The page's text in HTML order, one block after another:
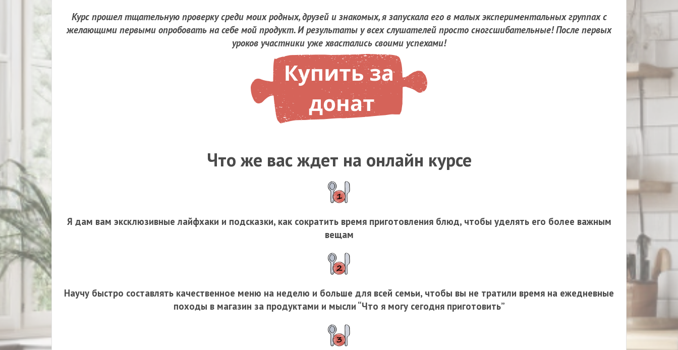
Курс прошел тщательную проверку среди моих родных, друзей и знакомых, я запускала его в малых экспериментальных группах с
желающими первыми опробовать на себе мой продукт. И результаты у всех слушателей просто сногсшибательные! После первых
уроков участники уже хвастались своими успехами!
Что же вас ждет на онлайн курсе
Я дам вам эксклюзивные лайфхаки и подсказки, как сократить время приготовления блюд, чтобы уделять его более важным
вещам
Научу быстро составлять качественное меню на неделю и больше для всей семьи, чтобы вы не тратили время на ежедневные
походы в магазин за продуктами и мысли “Что я могу сегодня приготовить”